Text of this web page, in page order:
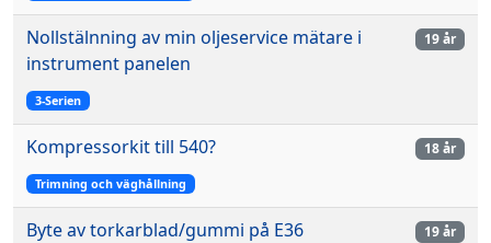
Nollstälnning av min oljeservice mätare i
instrument panelen
3-Serien
19 år
Kompressorkit till 540?
Trimning och väghållning
18 år
Byte av torkarblad/gummi på E36 19 år